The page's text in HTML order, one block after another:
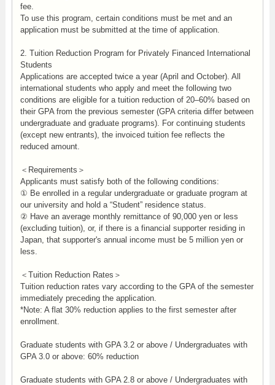
fee.
To use this program, certain conditions must be met and an
application must be submitted at the time of application.
2. Tuition Reduction Program for Privately Financed International
Students
Applications are accepted twice a year (April and October). All
international students who apply and meet the following two
conditions are eligible for a tuition reduction of 20–60% based on
their GPA from the previous semester (GPA criteria differ between
undergraduate and graduate programs). For continuing students
(except new entrants), the invoiced tuition fee reflects the
reduced amount.
＜Requirements＞
Applicants must satisfy both of the following conditions:
① Be enrolled in a regular undergraduate or graduate program at
our university and hold a “Student” residence status.
② Have an average monthly remittance of 90,000 yen or less
(excluding tuition), or, if there is a financial supporter residing in
Japan, that supporter's annual income must be 5 million yen or
less.
＜Tuition Reduction Rates＞
Tuition reduction rates vary according to the GPA of the semester
immediately preceding the application.
*Note: A flat 30% reduction applies to the first semester after
enrollment.
Graduate students with GPA 3.2 or above / Undergraduates with
GPA 3.0 or above: 60% reduction
Graduate students with GPA 2.8 or above / Undergraduates with